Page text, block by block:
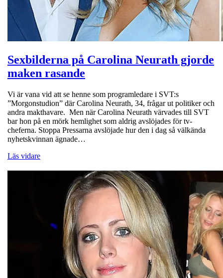
Sexbilderna på Carolina Neurath gjorde
maken rasande
Vi är vana vid att se henne som programledare i SVT:s
”Morgonstudion” där Carolina Neurath, 34, frågar ut politiker och
andra makthavare. Men när Carolina Neurath värvades till SVT
bar hon på en mörk hemlighet som aldrig avslöjades för tv-
cheferna. Stoppa Pressarna avslöjade hur den i dag så välkända
nyhetskvinnan ägnade…
Läs vidare